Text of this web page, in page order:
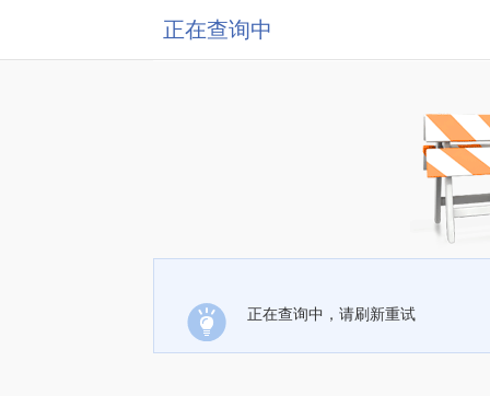
正在查询中
正在查询中，请刷新重试